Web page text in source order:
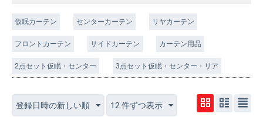
仮眠カーテン センターカーテン リヤカーテン
フロントカーテン サイドカーテン カーテン用品
2点セット仮眠・センター 3点セット仮眠・センター・リア
登録日時の新しい順 12 件ずつ表示